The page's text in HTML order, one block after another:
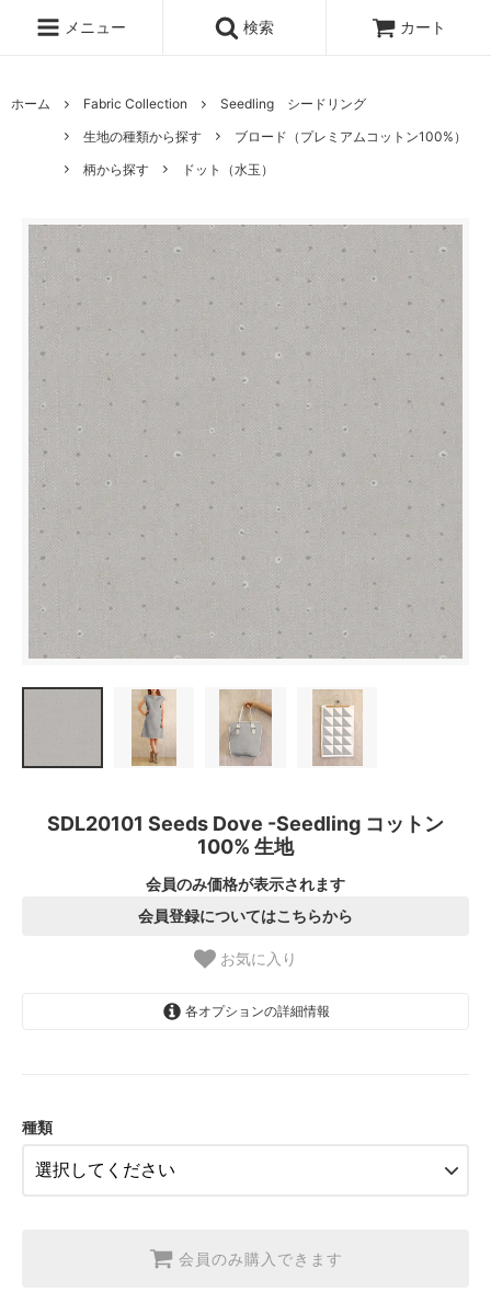
メニュー 検索 カート
ホーム Fabric Collection
Seedling シードリング
生地の種類から探す
ブロード（プレミアムコットン100%）
柄から探す
ドット（水玉）
SDL20101 Seeds Dove -Seedling コットン
100% 生地
会員のみ価格が表示されます
会員登録についてはこちらから
お気に入り
各オプションの詳細情報
【2026/9/20〆10月発送予定分】
種類
会員のみ購入できます